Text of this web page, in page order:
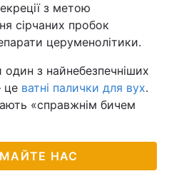
з метою
сірчаних пробок
церуменолітики.
один з найнебезпечніших
це ватні палички для вух.
«справжнім бичем
НАС